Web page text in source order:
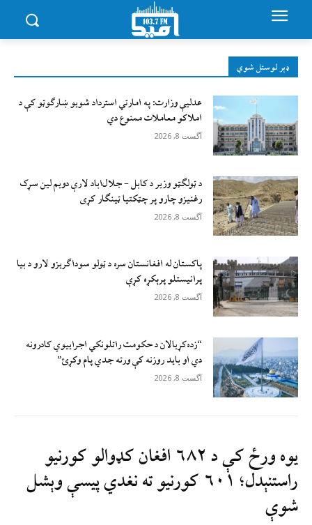
ډېر لوستل شوي
عدلیې وزارت: په امارتي استرداد شویو ښارګوټو کې د
املاکو معاملات ممنوع دي
آگست 8, 2026
د ټولګټو وزیر د کابل – جلال‌اباد لارې دویم لین سړک
رغنیزو چارو پر چټکتیا ټینګار کړی
آگست 8, 2026
پاکستان له افغانستان سره د ټولو سوداګریزو لارو د بیا
پرانیستلو پرېکړه کړې
آگست 8, 2026
“زده‌کړيالان د حکومت راتلونکي اجراييوي کادرونه
دي او بايد روزنه کې ورته جدي پام وکړئ”
آگست 8, 2026
یوه ورځ کې د ۶۸۲ افغان کډوالو کورنيو
راستنېدل؛ ۶۰۱ کورنیو ته نغدي پيسې وېشل
شوې